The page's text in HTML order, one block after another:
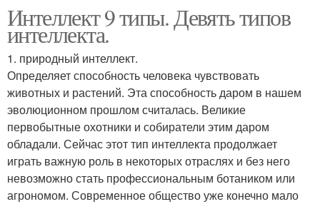
Интеллект 9 типы. Девять типов
интеллекта.
1. природный интеллект.
Определяет способность человека чувствовать
животных и растений. Эта способность даром в нашем
эволюционном прошлом считалась. Великие
первобытные охотники и собиратели этим даром
обладали. Сейчас этот тип интеллекта продолжает
играть важную роль в некоторых отраслях и без него
невозможно стать профессиональным ботаником или
агрономом. Современное общество уже конечно мало